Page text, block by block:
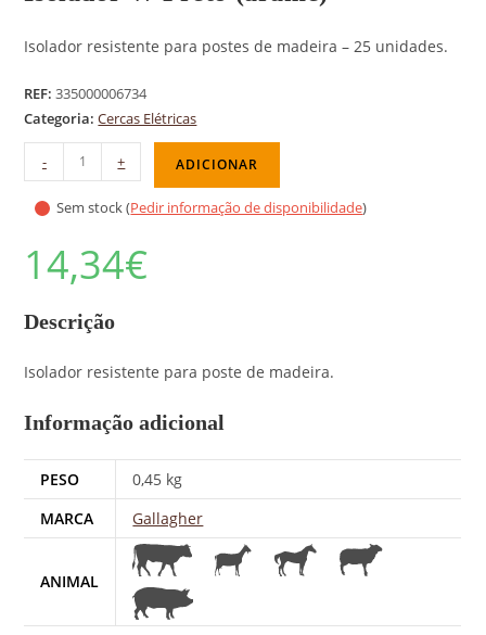
Isolador resistente para postes de madeira – 25 unidades.
REF:335000006734
Categoria:Cercas Elétricas
- + ADICIONAR
Sem stock (Pedir informação de disponibilidade)
14,34€
Descrição
Isolador resistente para poste de madeira.
Informação adicional
PESO
0,45 kg
MARCA
Gallagher
ANIMAL